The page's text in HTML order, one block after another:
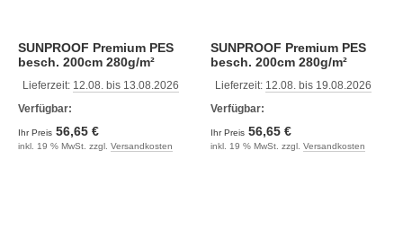
SUNPROOF Premium PES
besch. 200cm 280g/m²
Lieferzeit: 12.08. bis 13.08.2026
Verfügbar:
Ihr Preis 56,65 €
inkl. 19 % MwSt. zzgl. Versandkosten
SUNPROOF Premium PES
besch. 200cm 280g/m²
Lieferzeit: 12.08. bis 19.08.2026
Verfügbar:
Ihr Preis 56,65 €
inkl. 19 % MwSt. zzgl. Versandkosten